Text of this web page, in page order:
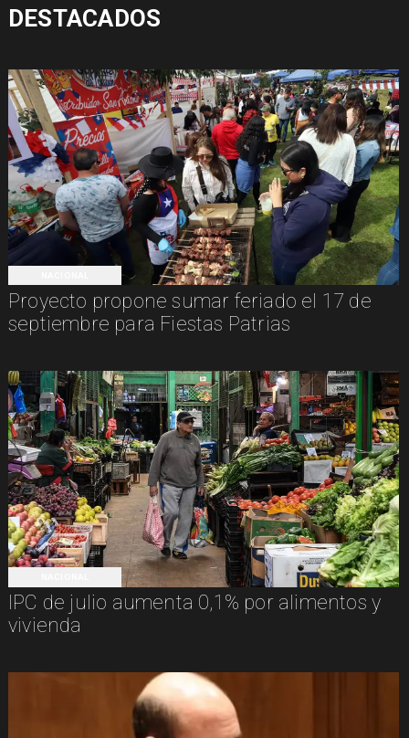
Proyecto propone sumar feriado el 17 de
septiembre para Fiestas Patrias
IPC de julio aumenta 0,1% por alimentos y
vivienda
DESTACADOS